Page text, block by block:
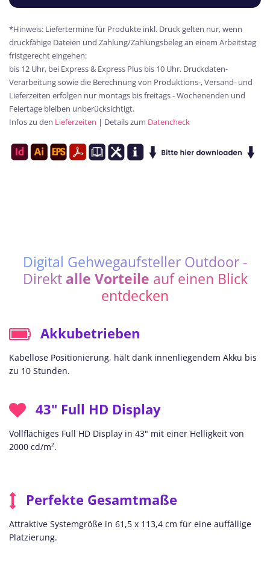
*Hinweis: Liefertermine für Produkte inkl. Druck gelten nur, wenn
druckfähige Dateien und Zahlung/Zahlungsbeleg an einem Arbeitstag
fristgerecht eingehen:
bis 12 Uhr, bei Express & Express Plus bis 10 Uhr. Druckdaten-
Verarbeitung sowie die Berechnung von Produktions-, Versand- und
Lieferzeiten erfolgen nur montags bis freitags - Wochenenden und
Feiertage bleiben unberücksichtigt.
Infos zu den Lieferzeiten | Details zum Datencheck
Digital Gehwegaufsteller Outdoor -
Direkt alle Vorteile auf einen Blick
entdecken
Akkubetrieben
Kabellose Positionierung, hält dank innenliegendem Akku bis
zu 10 Stunden.
43" Full HD Display
Vollflächiges Full HD Display in 43" mit einer Helligkeit von
2000 cd/m².
Perfekte Gesamtmaße
Attraktive Systemgröße in 61,5 x 113,4 cm für eine auffällige
Platzierung.